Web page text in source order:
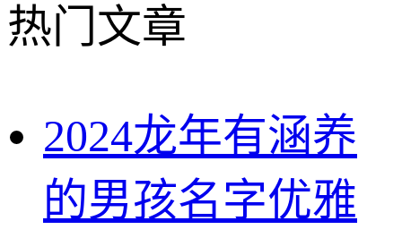
热门文章
2024龙年有涵养
的男孩名字优雅